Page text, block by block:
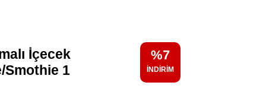
İçecek
Smothie 1
7